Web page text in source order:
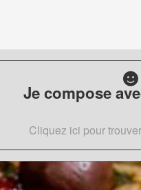
Je compose
Cliquez ici pour